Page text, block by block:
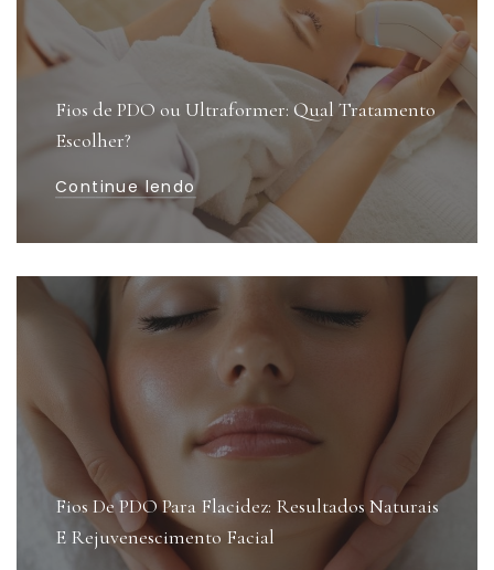
Fios de PDO ou Ultraformer: Qual Tratamento
Escolher?
Continue lendo
Fios De PDO Para Flacidez: Resultados Naturais
E Rejuvenescimento Facial